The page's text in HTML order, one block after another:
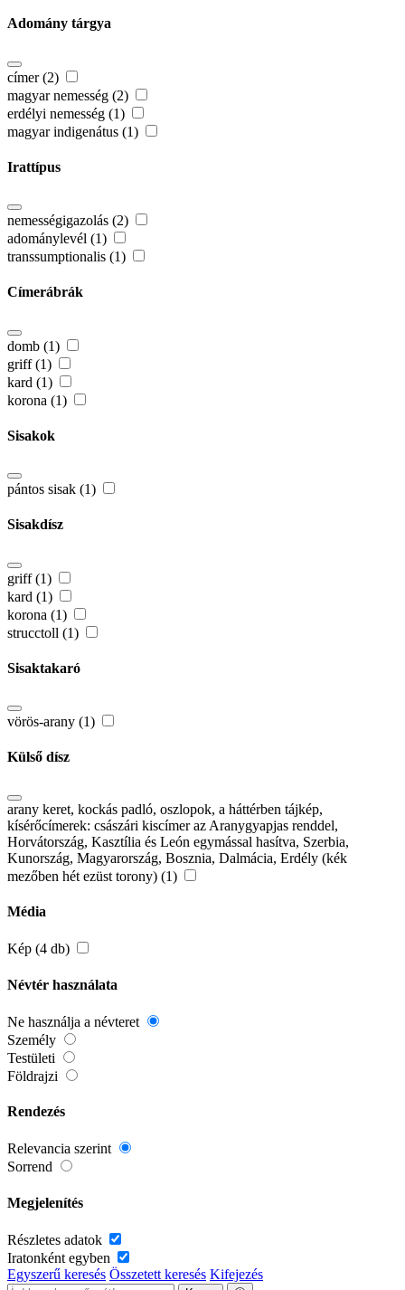
Adomány tárgya
címer (2)
magyar nemesség (2)
erdélyi nemesség (1)
magyar indigenátus (1)
Irattípus
nemességigazolás (2)
adománylevél (1)
transsumptionalis (1)
Címerábrák
domb (1)
griff (1)
kard (1)
korona (1)
Sisakok
pántos sisak (1)
Sisakdísz
griff (1)
kard (1)
korona (1)
strucctoll (1)
Sisaktakaró
vörös-arany (1)
Külső dísz
arany keret, kockás padló, oszlopok, a háttérben tájkép,
kísérőcímerek: császári kiscímer az Aranygyapjas renddel,
Horvátország, Kasztília és León egymással hasítva, Szerbia,
Kunország, Magyarország, Bosznia, Dalmácia, Erdély (kék
mezőben hét ezüst torony) (1)
Média
Kép (4 db)
Névtér használata
Ne használja a névteret
Személy
Testületi
Földrajzi
Rendezés
Relevancia szerint
Sorrend
Megjelenítés
Részletes adatok
Iratonként egyben
Egyszerű keresés Összetett keresés Kifejezés